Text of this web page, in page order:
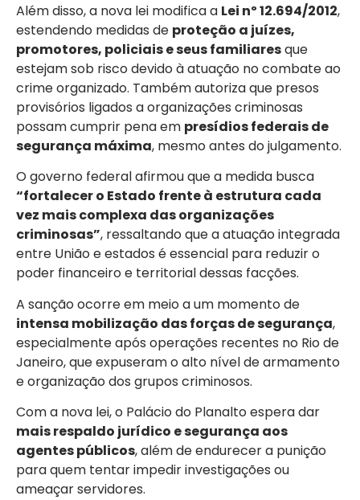
Além disso, a nova lei modifica a Lei nº 12.694/2012,
estendendo medidas de proteção a juízes,
promotores, policiais e seus familiaresque
estejam sob risco devido à atuação no combate ao
crime organizado. Também autoriza que presos
provisórios ligados a organizações criminosas
possam cumprir pena em presídios federais de
segurança máxima, mesmo antes do julgamento.
O governo federal afirmou que a medida busca
“fortalecer o Estado frente à estrutura cada
vez mais complexa das organizações
criminosas”, ressaltando que a atuação integrada
entre União e estados é essencial para reduzir o
poder financeiro e territorial dessas facções.
A sanção ocorre em meio a um momento de
intensa mobilização das forças de segurança,
especialmente após operações recentes no Rio de
Janeiro, que expuseram o alto nível de armamento
e organização dos grupos criminosos.
Com a nova lei, o Palácio do Planalto espera dar
mais respaldo jurídico e segurança aos
agentes públicos, além de endurecer a punição
para quem tentar impedir investigações ou
ameaçar servidores.